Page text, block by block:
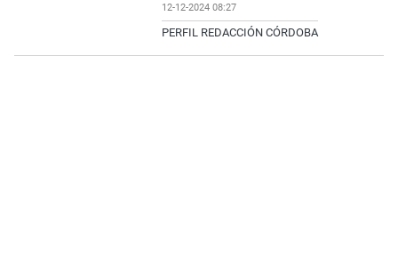
12-12-2024 08:27
PERFIL REDACCIÓN CÓRDOBA